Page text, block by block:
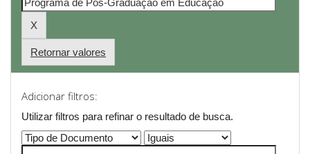
Retornar valores
Adicionar filtros:
Utilizar filtros para refinar o resultado de busca.